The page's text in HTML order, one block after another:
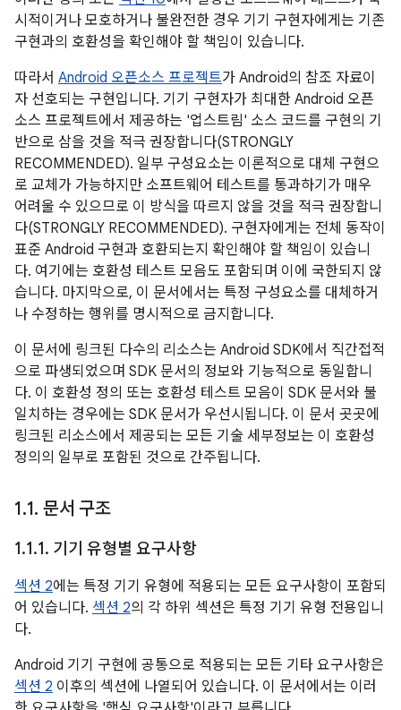
시적이거나 모호하거나 불완전한 경우 기기 구현자에게는 기존
구현과의 호환성을 확인해야 할 책임이 있습니다.
따라서 Android 오픈소스 프로젝트가 Android의 참조 자료이
자 선호되는 구현입니다. 기기 구현자가 최대한 Android 오픈
소스 프로젝트에서 제공하는 '업스트림' 소스 코드를 구현의 기
반으로 삼을 것을 적극 권장합니다(STRONGLY
RECOMMENDED). 일부 구성요소는 이론적으로 대체 구현으
로 교체가 가능하지만 소프트웨어 테스트를 통과하기가 매우
어려울 수 있으므로 이 방식을 따르지 않을 것을 적극 권장합니
다(STRONGLY RECOMMENDED). 구현자에게는 전체 동작이
표준 Android 구현과 호환되는지 확인해야 할 책임이 있습니
다. 여기에는 호환성 테스트 모음도 포함되며 이에 국한되지 않
습니다. 마지막으로, 이 문서에서는 특정 구성요소를 대체하거
나 수정하는 행위를 명시적으로 금지합니다.
이 문서에 링크된 다수의 리소스는 Android SDK에서 직간접적
으로 파생되었으며 SDK 문서의 정보와 기능적으로 동일합니
다. 이 호환성 정의 또는 호환성 테스트 모음이 SDK 문서와 불
일치하는 경우에는 SDK 문서가 우선시됩니다. 이 문서 곳곳에
링크된 리소스에서 제공되는 모든 기술 세부정보는 이 호환성
정의의 일부로 포함된 것으로 간주됩니다.
1.1. 문서 구조
1.1.1. 기기 유형별 요구사항
섹션 2에는 특정 기기 유형에 적용되는 모든 요구사항이 포함되
어 있습니다. 섹션 2의 각 하위 섹션은 특정 기기 유형 전용입니
다.
Android 기기 구현에 공통으로 적용되는 모든 기타 요구사항은
섹션 2 이후의 섹션에 나열되어 있습니다. 이 문서에서는 이러